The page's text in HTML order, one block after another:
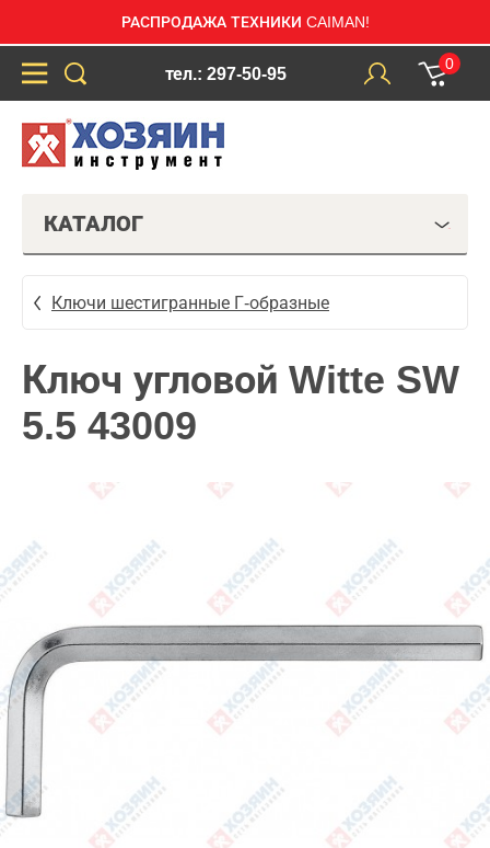
РАСПРОДАЖА ТЕХНИКИ CAIMAN!
тел.: 297-50-95
0
КАТАЛОГ
Ключи шестигранные Г-образные
Ключ угловой Witte SW
5.5 43009